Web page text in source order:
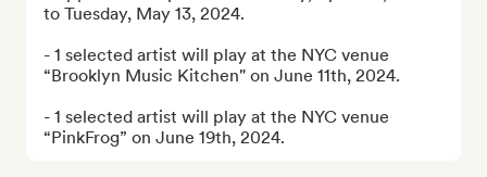
to Tuesday, May 13, 2024.
- 1 selected artist will play at the NYC venue
“Brooklyn Music Kitchen" on June 11th, 2024.
- 1 selected artist will play at the NYC venue
“PinkFrog” on June 19th, 2024.